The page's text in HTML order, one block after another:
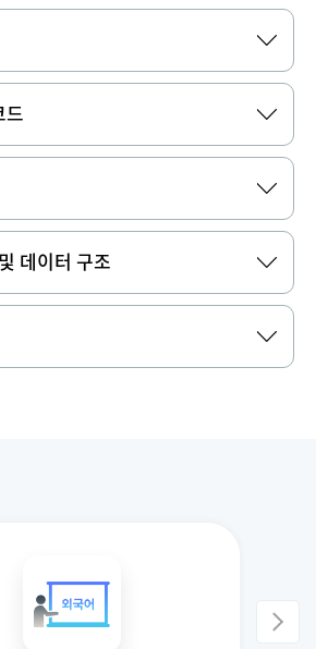
드
데이터 구조